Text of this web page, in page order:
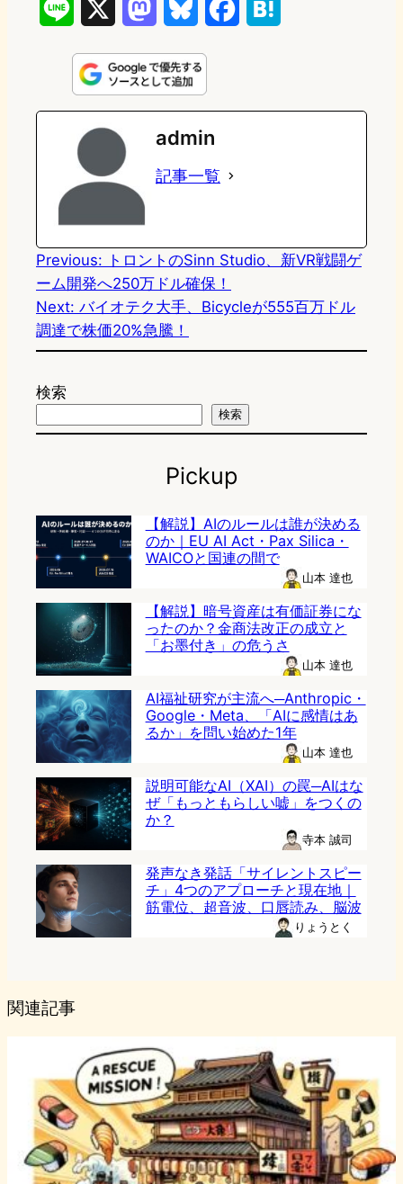
n
e
s
t
o
d
n
u
e
s
k
e
k
e
admin
記事一覧
Previous: トロントのSinn Studio、新VR戦闘ゲ
ーム開発へ250万ドル確保！
Next: バイオテク大手、Bicycleが555百万ドル
調達で株価20%急騰！
検索
検索
Pickup
【解説】AIのルールは誰が決める
のか｜EU AI Act・Pax Silica・
WAICOと国連の間で
山本 達也
【解説】暗号資産は有価証券にな
ったのか？金商法改正の成立と
「お墨付き」の危うさ
山本 達也
AI福祉研究が主流へ─Anthropic・
Google・Meta、「AIに感情はあ
るか」を問い始めた1年
山本 達也
説明可能なAI（XAI）の罠─AIはな
ぜ「もっともらしい嘘」をつくの
か？
寺本 誠司
発声なき発話「サイレントスピー
チ」4つのアプローチと現在地｜
筋電位、超音波、口唇読み、脳波
りょうとく
関連記事